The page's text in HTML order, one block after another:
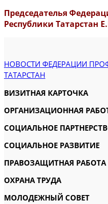
Председателья
Республики Татарстан
НОВОСТИ ФЕДЕРАЦИИ
ТАТАРСТАН
ВИЗИТНАЯ КАРТОЧКА
ОРГАНИЗАЦИОННАЯ
СОЦИАЛЬНОЕ
СОЦИАЛЬНОЕ РАЗВИТИЕ
ПРАВОЗАЩИТНАЯ РАБОТА
ОХРАНА ТРУДА
МОЛОДЕЖНЫЙ СОВЕТ